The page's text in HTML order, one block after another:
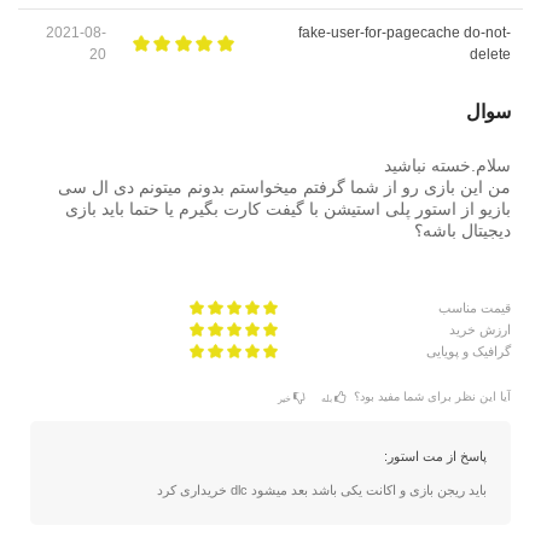
fake-user-for-pagecache do-not-
delete
2021-08-
20
سوال
سلام.خسته نباشید
من این بازی رو از شما گرفتم میخواستم بدونم میتونم دی ال سی
بازیو از استور پلی استیشن با گیفت کارت بگیرم یا حتما باید بازی
دیجیتال باشه؟
قیمت مناسب
ارزش خرید
گرافیک و پویایی
آیا این نظر برای شما مفید بود؟ بله خیر
پاسخ از مت استور:
باید ریجن بازی و اکانت یکی باشد بعد میشود dlc خریداری کرد